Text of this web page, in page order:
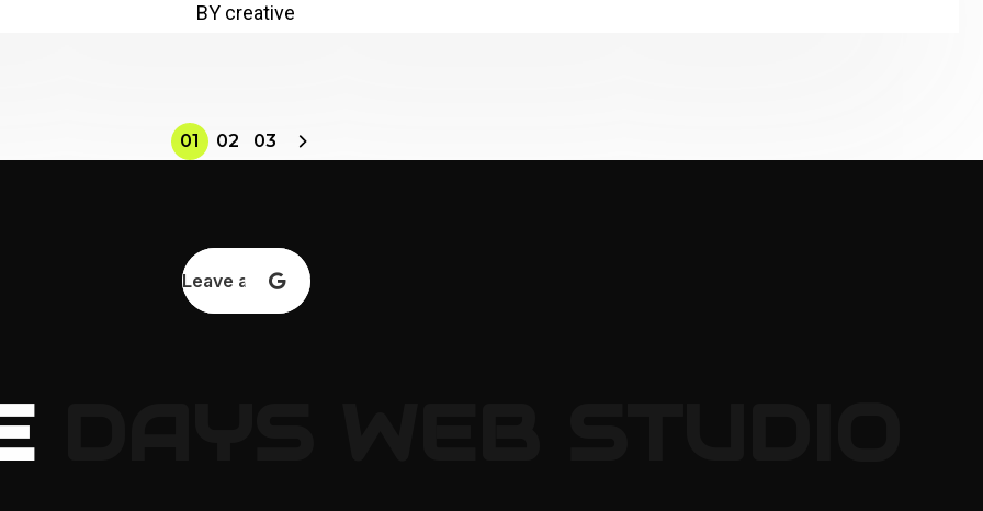
BY creative
01 02 03
Leave a review